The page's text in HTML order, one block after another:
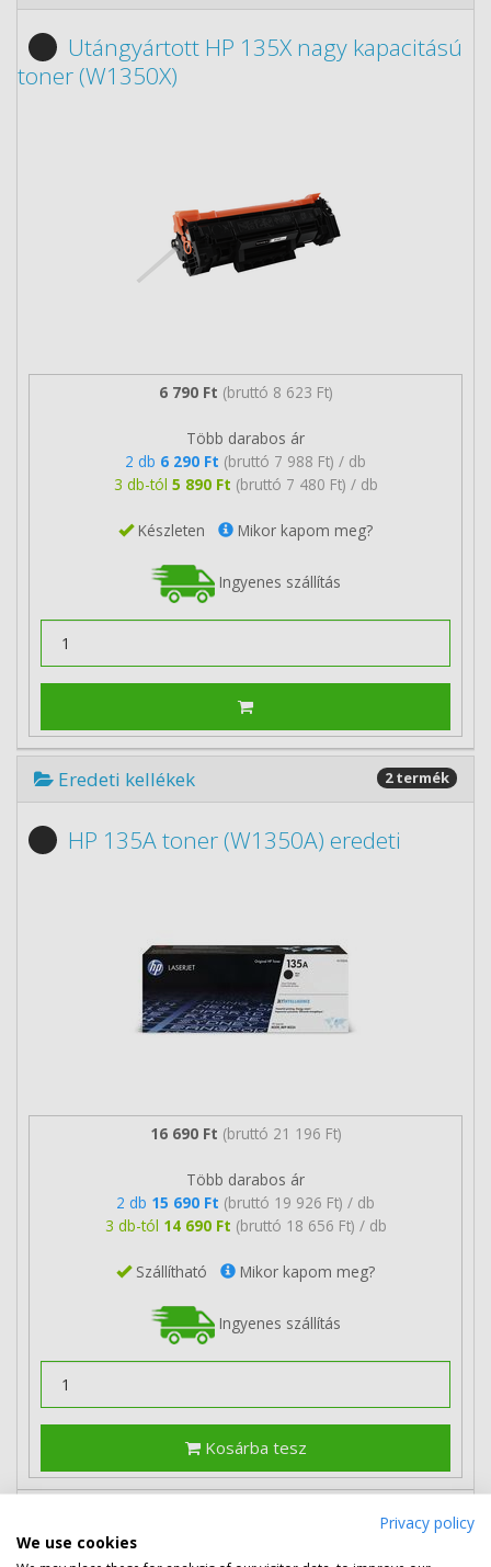
Utángyártott HP 135X nagy kapacitású
toner (W1350X)
6 790 Ft (bruttó 8 623 Ft)
Több darabos ár
2 db 6 290 Ft (bruttó 7 988 Ft) / db
3 db-tól 5 890 Ft (bruttó 7 480 Ft) / db
Készleten Mikor kapom meg?
Ingyenes szállítás
Eredeti kellékek 2 termék
HP 135A toner (W1350A) eredeti
16 690 Ft (bruttó 21 196 Ft)
Több darabos ár
2 db 15 690 Ft (bruttó 19 926 Ft) / db
3 db-tól 14 690 Ft (bruttó 18 656 Ft) / db
Szállítható Mikor kapom meg?
Ingyenes szállítás
Kosárba tesz
HP 135X nagy kapacitású toner
(W1350X) eredeti
Privacy policy
We use cookies